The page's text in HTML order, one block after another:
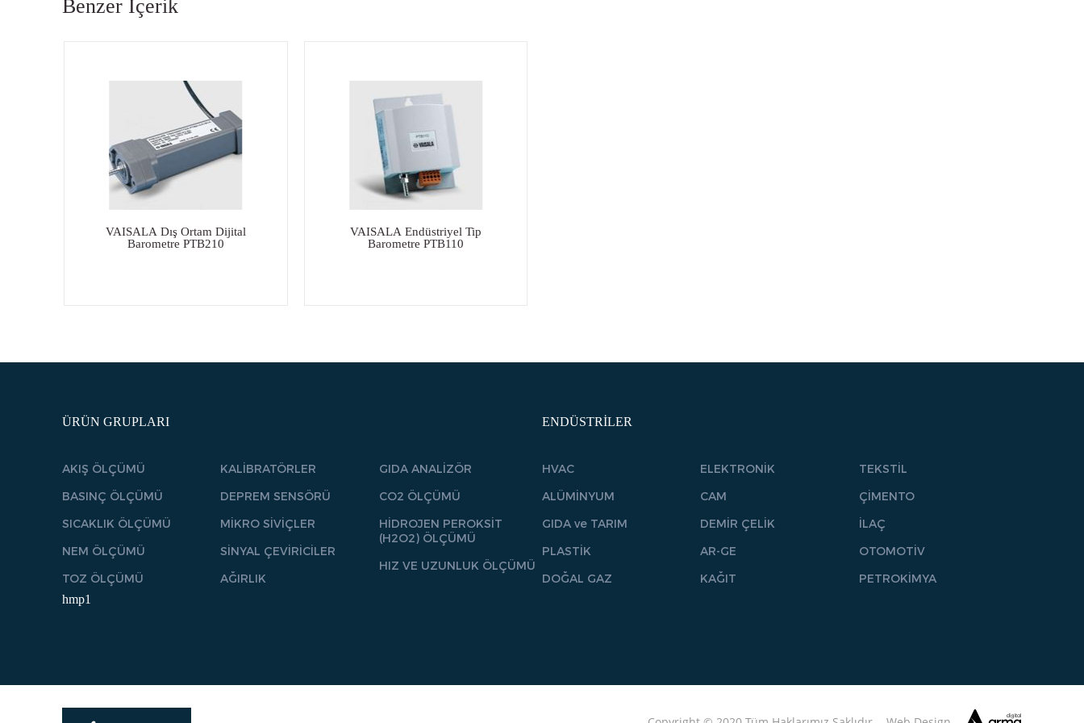
Benzer İçerik
VAISALA Dış Ortam Dijital
Barometre PTB210
VAISALA Endüstriyel Tip
Barometre PTB110
ÜRÜN GRUPLARI
AKIŞ ÖLÇÜMÜ
BASINÇ ÖLÇÜMÜ
SICAKLIK ÖLÇÜMÜ
NEM ÖLÇÜMÜ
TOZ ÖLÇÜMÜ
KALİBRATÖRLER
DEPREM SENSÖRÜ
MİKRO SİVİÇLER
SİNYAL ÇEVİRİCİLER
AĞIRLIK
GIDA ANALİZÖR
CO2 ÖLÇÜMÜ
HİDROJEN PEROKSİT
(H2O2) ÖLÇÜMÜ
HIZ VE UZUNLUK ÖLÇÜMÜ
ENDÜSTRİLER
HVAC
ALÜMİNYUM
GIDA ve TARIM
PLASTİK
DOĞAL GAZ
ELEKTRONİK
CAM
DEMİR ÇELİK
AR-GE
KAĞIT
TEKSTİL
ÇİMENTO
İLAÇ
OTOMOTİV
PETROKİMYA
hmp1